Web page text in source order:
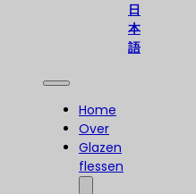
日
本
語
Home
Over
Glazen
flessen